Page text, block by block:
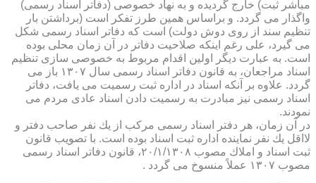
مباشر ثبت) خارج گردیده و به نهاد خصوصی (دفاتر اسناد رسمی)
واگذار می گردد. و براساس همین طرز تفكر است (برداشتن بار
تنظیم سند از روی دوش دولت) است كه دفاتر اسناد رسمی شكل
می گیرد، علی رغم اینكه صلاحیت دفاتر در آن زمان محلی بوده
است. به عبارت دیگر اولین اقدام مربوط به خصوصی سازی تنظیم
اسناد مراجعان، به قانون دفاتر اسناد رسمی سال ۱۳۰۷ باز می
گردد. علاوه بر آنكه اسناد در اداره ثبت رسمیت می یافت، دفاتر
اسناد رسمی نیز مبادرت به رسمیت دادن اسناد عادی مردم می
نمودند.
در آن زمان، هر دفتر اسناد رسمی مركب از یك نفر صاحب دفتر و
لااقل یك نفر نماینده اداره ثبت اسناد بوده است. با تصویب قانون
ثبت اسناد و املاك مصوب ۲۰/۱/۱۳۰۸، قانون دفاتر اسناد رسمی
مصوب ۱۳۰۷ عملاً منسوخ می گردد .